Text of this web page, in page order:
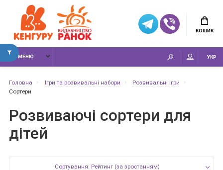
КОШИК
МЕНЮ УКР
Головна Ігри та розвивальні набори
Розвивальні ігри
Сортери
Розвиваючі сортери для
дітей
Сортування: Рейтинг (за зростанням)